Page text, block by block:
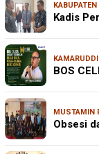
Kadis
BOS
MUSTAMIN
Obsesi